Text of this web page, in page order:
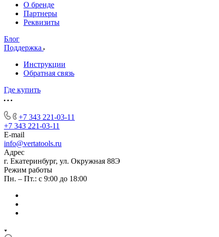
О бренде
Партнеры
Реквизиты
Блог
Поддержка
Инструкции
Обратная связь
Где купить
+7 343 221-03-11
+7 343 221-03-11
E-mail
info@vertatools.ru
Адрес
г. Екатеринбург, ул. Окружная 88Э
Режим работы
Пн. – Пт.: с 9:00 до 18:00